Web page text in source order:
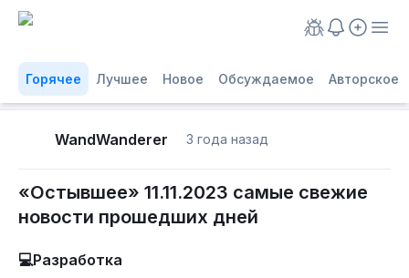
Горячее Лучшее Новое Обсуждаемое Авторское
WandWanderer 3 года назад
«Остывшее» 11.11.2023 самые свежие
новости прошедших дней
💻Разработка